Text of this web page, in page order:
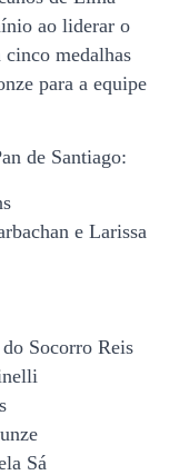
ao liderar o
cinco medalhas
para a equipe
de Santiago:
e Larissa
Socorro Reis
Sá